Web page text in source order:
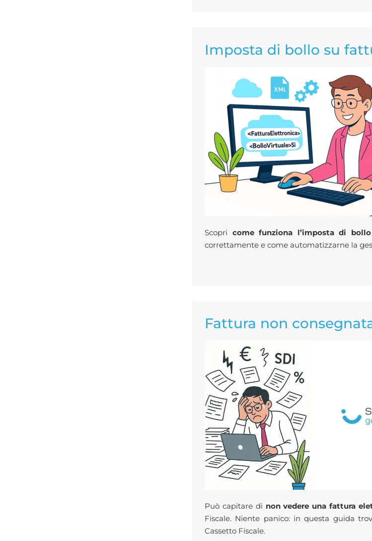
Imposta di bollo su
Scopri come funziona l’imposta di
correttamente e come automatizzarne la
Fattura non
Può capitare di non vedere una fattura
Fiscale. Niente panico: in questa guida
Cassetto Fiscale.